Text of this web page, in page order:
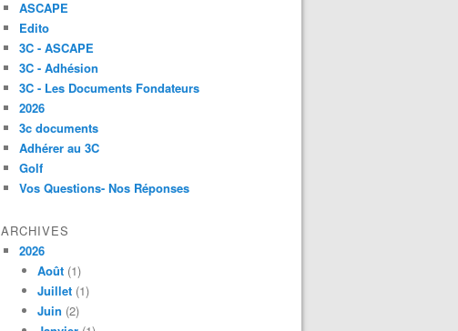
ASCAPE
Edito
3C - ASCAPE
3C - Adhésion
3C - Les Documents Fondateurs
2026
3c documents
Adhérer au 3C
Golf
Vos Questions- Nos Réponses
ARCHIVES
2026
Août (1)
Juillet (1)
Juin (2)